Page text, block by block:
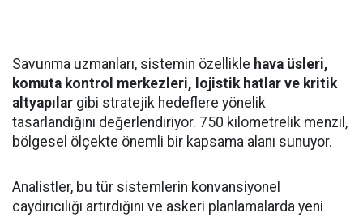
Savunma uzmanları, sistemin özellikle hava üsleri,
komuta kontrol merkezleri, lojistik hatlar ve kritik
altyapılar gibi stratejik hedeflere yönelik
tasarlandığını değerlendiriyor. 750 kilometrelik menzil,
bölgesel ölçekte önemli bir kapsama alanı sunuyor.
Analistler, bu tür sistemlerin konvansiyonel
caydırıcılığı artırdığını ve askeri planlamalarda yeni